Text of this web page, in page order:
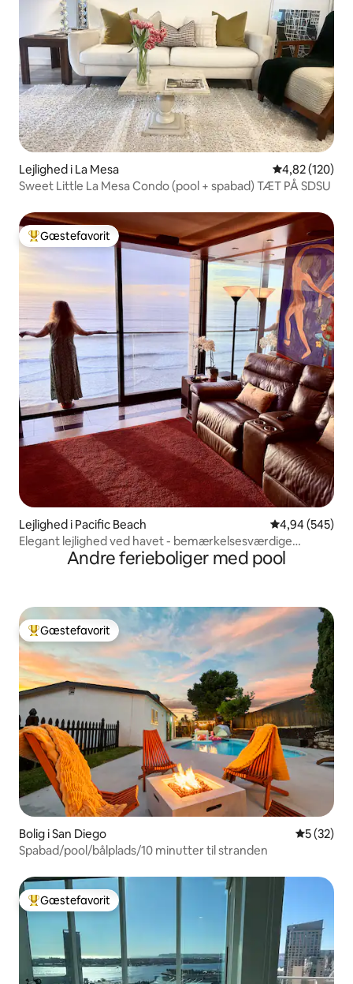
Lejlighed i La Mesa 4,82 ud af 5 i
4,82 (120)
Sweet Little La Mesa Condo (pool + spabad) TÆT PÅ SDSU
Bedste gæstefavorit
Gæstefavorit
Lejlighed i Pacific Beach 4,94 ud af 5 i
4,94 (545)
Elegant lejlighed ved havet - bemærkelsesværdige
faciliteterAndre ferieboliger med pool
Bedste gæstefavorit
Gæstefavorit
Bolig i San Diego 5 ud af 5 i
5 (32)
Spabad/pool/bålplads/10 minutter til stranden
Bedste gæstefavorit
Gæstefavorit